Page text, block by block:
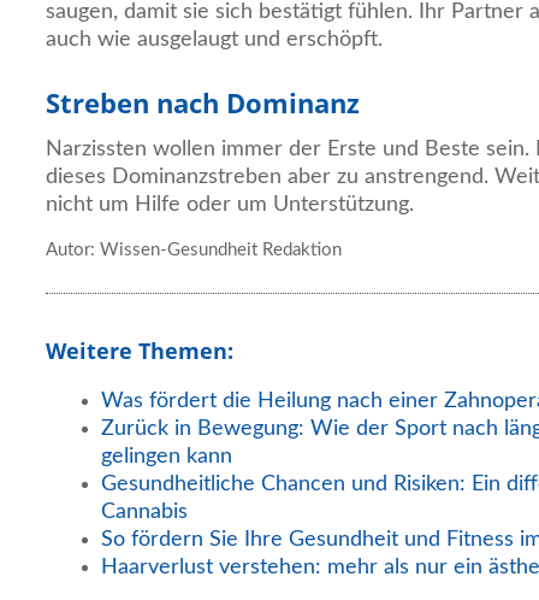
saugen, damit sie sich bestätigt fühlen. Ihr Partner
auch wie ausgelaugt und erschöpft.
Streben nach Dominanz
Narzissten wollen immer der Erste und Beste
dieses Dominanzstreben aber zu anstrengend.
nicht um Hilfe oder um Unterstützung.
Autor: Wissen-Gesundheit Redaktion
Weitere Themen:
Was fördert die Heilung nach einer
Zurück in Bewegung: Wie der Sport nach
gelingen kann
Gesundheitliche Chancen und Risiken: Ein
Cannabis
So fördern Sie Ihre Gesundheit und Fitness
Haarverlust verstehen: mehr als nur ein